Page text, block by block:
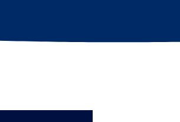
る×溜められる!「常